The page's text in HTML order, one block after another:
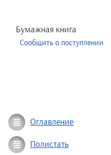
Бумажная книга
Сообщить о поступлении
Оглавление
Полистать